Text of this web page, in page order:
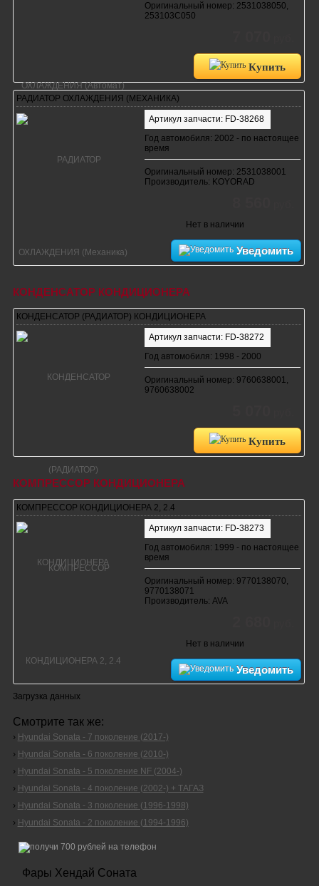
Оригинальный номер: 2531038050,
253103C050
Купить
РАДИАТОР ОХЛАЖДЕНИЯ (МЕХАНИКА)
Артикул запчасти: FD-38268
Год автомобиля: 2002 - по настоящее
время
Оригинальный номер: 2531038001
Производитель: KOYORAD
Нет в наличии
Уведомить
КОНДЕНСАТОР КОНДИЦИОНЕРА
КОНДЕНСАТОР (РАДИАТОР) КОНДИЦИОНЕРА
Артикул запчасти: FD-38272
Год автомобиля: 1998 - 2000
Оригинальный номер: 9760638001,
9760638002
Купить
КОМПРЕССОР КОНДИЦИОНЕРА
КОМПРЕССОР КОНДИЦИОНЕРА 2, 2.4
Артикул запчасти: FD-38273
Год автомобиля: 1999 - по настоящее
время
Оригинальный номер: 9770138070,
9770138071
Производитель: AVA
Нет в наличии
Уведомить
Загрузка данных
Смотрите так же:
› Hyundai Sonata - 7 поколение (2017-)
› Hyundai Sonata - 6 поколение (2010-)
› Hyundai Sonata - 5 поколение NF (2004-)
› Hyundai Sonata - 4 поколение (2002-) + ТАГАЗ
› Hyundai Sonata - 3 поколение (1996-1998)
› Hyundai Sonata - 2 поколение (1994-1996)
Фары Хендай Соната